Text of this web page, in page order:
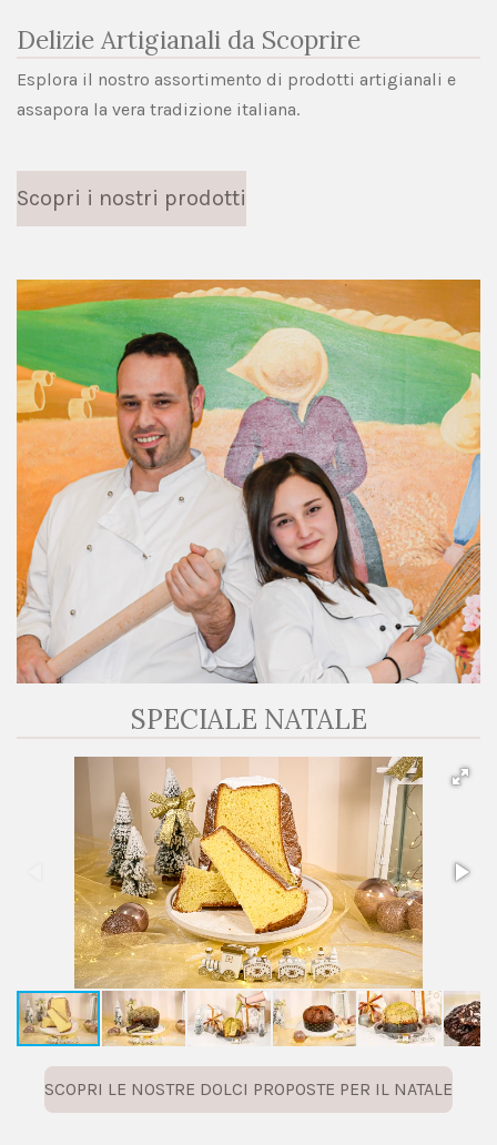
Delizie Artigianali da Scoprire
Esplora il nostro assortimento di prodotti artigianali e
assapora la vera tradizione italiana.
Scopri i nostri prodotti
SPECIALE NATALE
SCOPRI LE NOSTRE DOLCI PROPOSTE PER IL NATALE